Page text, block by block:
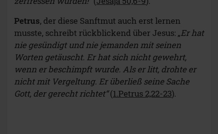
Petrus, der diese Sanftmut auch erst lernen
musste, schreibt rückblickend über Jesus: „Er hat
nie gesündigt und nie jemanden mit seinen
Worten getäuscht. Er hat sich nicht gewehrt,
wenn er beschimpft wurde. Als er litt, drohte er
nicht mit Vergeltung. Er überließ seine Sache
Gott, der gerecht richtet“(1.Petrus 2,22-23).